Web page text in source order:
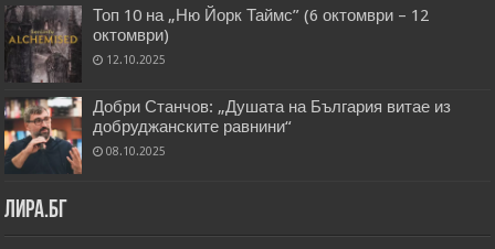
Топ 10 на „Ню Йорк Таймс” (6 октомври – 12
октомври)
12.10.2025
Добри Станчов: „Душата на България витае из
добруджанските равнини“
08.10.2025
Лира.бг